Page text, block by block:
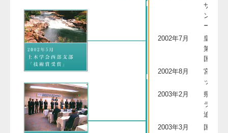
サッカ
ン代表
ームキ
2002年7月
皇太子
第38回
国大会
2002年8月
宮崎～
ットア
2003年2月
県の木
ラ」と
追加決
2003年3月
国道